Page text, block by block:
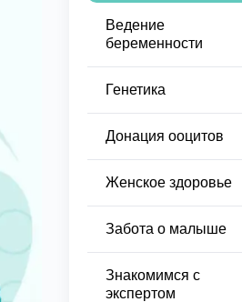
Ведение
беременности
Генетика
Донация ооцитов
Женское здоровье
Забота о малыше
Знакомимся с
экспертом